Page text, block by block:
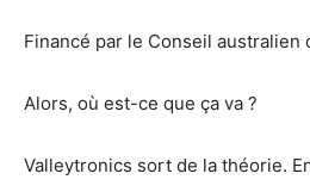
Financé par le Conseil australien
Alors, où est-ce que ça va ?
Valleytronics sort de la théorie.